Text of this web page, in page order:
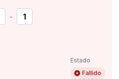
- 1
Estado
Fallido